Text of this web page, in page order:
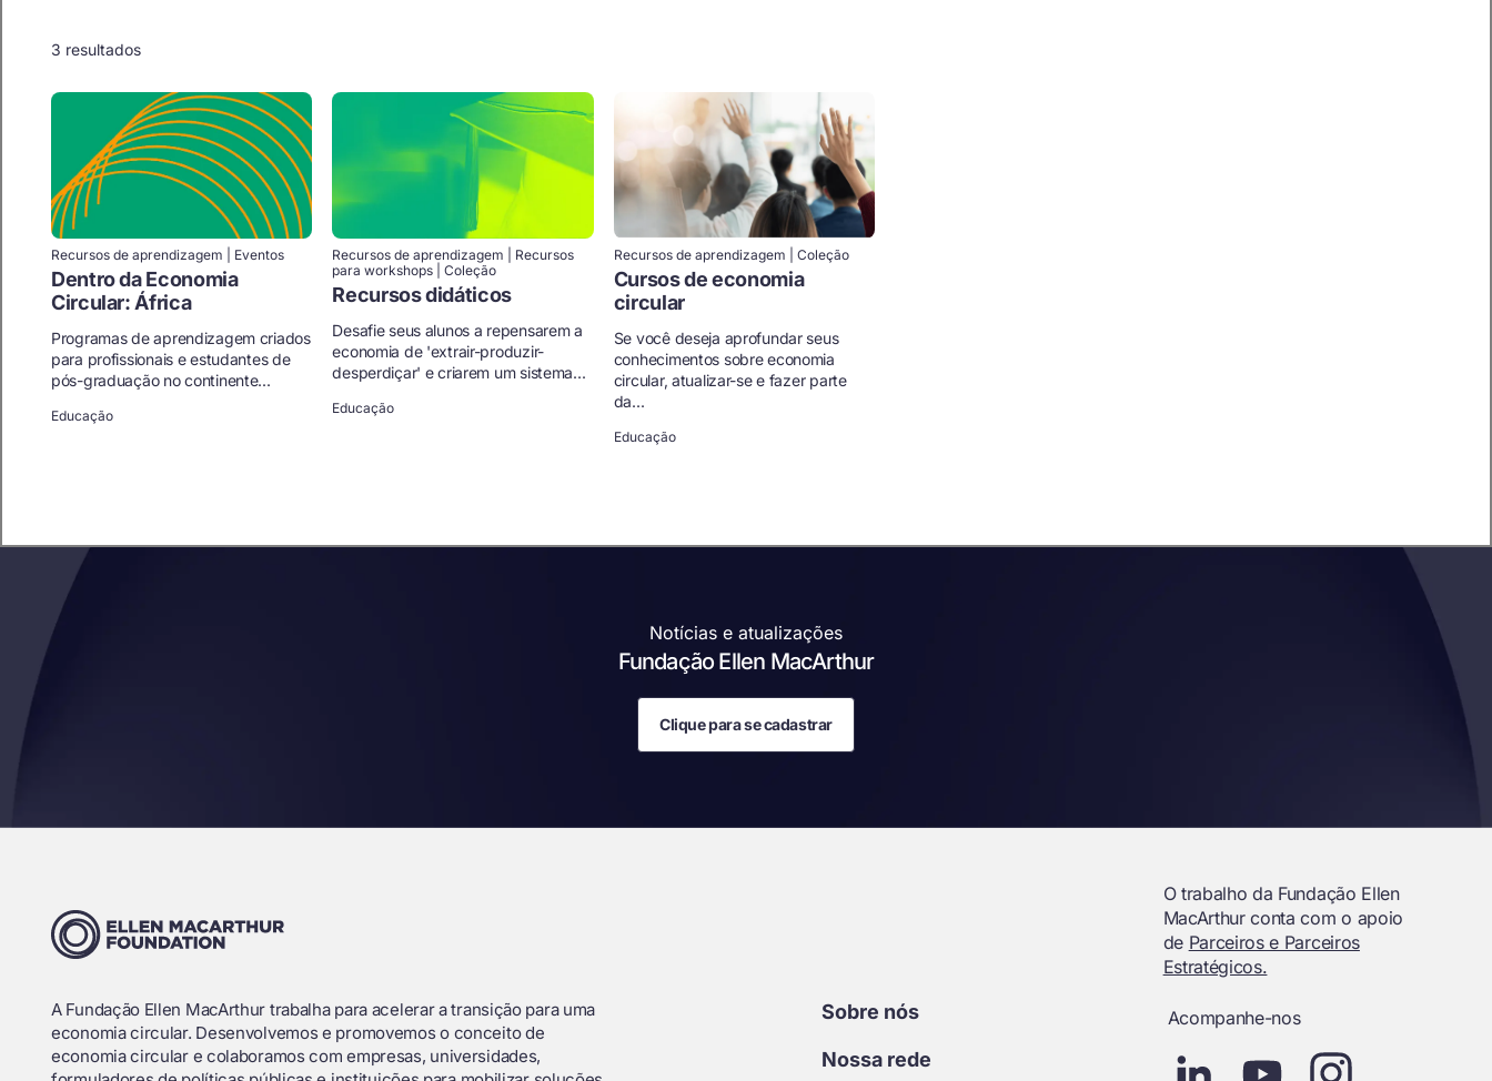
3 resultados
Recursos de aprendizagem | Eventos
Dentro da Economia
Circular: África
Programas de aprendizagem criados
para profissionais e estudantes de
pós-graduação no continente...
Educação
Recursos de aprendizagem | Recursos
para workshops | Coleção
Recursos didáticos
Desafie seus alunos a repensarem a
economia de 'extrair-produzir-
desperdiçar' e criarem um sistema...
Educação
Recursos de aprendizagem | Coleção
Cursos de economia
circular
Se você deseja aprofundar seus
conhecimentos sobre economia
circular, atualizar-se e fazer parte
da...
Educação
Notícias e atualizações
Fundação Ellen MacArthur
Clique para se cadastrar
A Fundação Ellen MacArthur trabalha para acelerar a transição para uma
economia circular. Desenvolvemos e promovemos o conceito de
economia circular e colaboramos com empresas, universidades,
Sobre nós
Nossa rede
O trabalho da Fundação Ellen
MacArthur conta com o apoio
de Parceiros e Parceiros
Estratégicos.
Acompanhe-nos